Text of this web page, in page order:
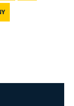
nasze
mediów